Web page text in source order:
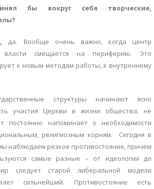
бы вокруг себя творческие,
Вообще очень важно, когда центр
власти смещается на периферию. Это
к новым методам работы, к внутреннему
структуры начинают ясно
участия Церкви в жизни общества: не
постоянно напоминает о необходимости
религиозным корням. Сегодня в
наблюдаем резкое противостояние, причем
самые разные – от идеологии до
следует старой либеральной модели
сильнейший. Противостояние есть